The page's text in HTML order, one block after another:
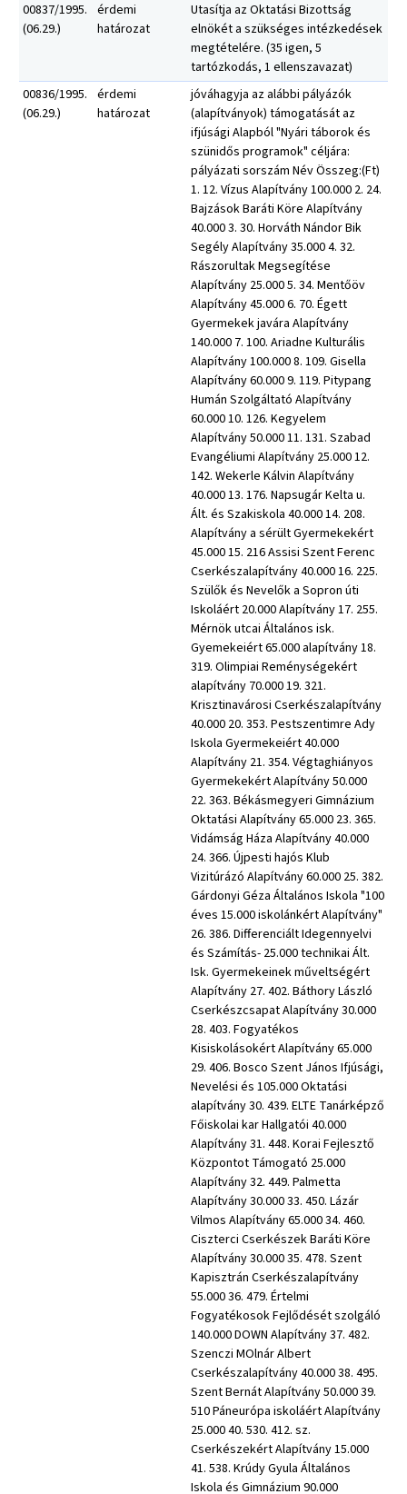
00837/1995.
(06.29.)
érdemi
határozat
Utasítja az Oktatási Bizottság
elnökét a szükséges intézkedések
megtételére. (35 igen, 5
tartózkodás, 1 ellenszavazat)
00836/1995.
(06.29.)
érdemi
határozat
jóváhagyja az alábbi pályázók
(alapítványok) támogatását az
ifjúsági Alapból "Nyári táborok és
szünidős programok" céljára:
pályázati sorszám Név Összeg:(Ft)
1. 12. Vízus Alapítvány 100.000 2. 24.
Bajzások Baráti Köre Alapítvány
40.000 3. 30. Horváth Nándor Bik
Segély Alapítvány 35.000 4. 32.
Rászorultak Megsegítése
Alapítvány 25.000 5. 34. Mentőöv
Alapítvány 45.000 6. 70. Égett
Gyermekek javára Alapítvány
140.000 7. 100. Ariadne Kulturális
Alapítvány 100.000 8. 109. Gisella
Alapítvány 60.000 9. 119. Pitypang
Humán Szolgáltató Alapítvány
60.000 10. 126. Kegyelem
Alapítvány 50.000 11. 131. Szabad
Evangéliumi Alapítvány 25.000 12.
142. Wekerle Kálvin Alapítvány
40.000 13. 176. Napsugár Kelta u.
Ált. és Szakiskola 40.000 14. 208.
Alapítvány a sérült Gyermekekért
45.000 15. 216 Assisi Szent Ferenc
Cserkészalapítvány 40.000 16. 225.
Szülők és Nevelők a Sopron úti
Iskoláért 20.000 Alapítvány 17. 255.
Mérnök utcai Általános isk.
Gyemekeiért 65.000 alapítvány 18.
319. Olimpiai Reménységekért
alapítvány 70.000 19. 321.
Krisztinavárosi Cserkészalapítvány
40.000 20. 353. Pestszentimre Ady
Iskola Gyermekeiért 40.000
Alapítvány 21. 354. Végtaghiányos
Gyermekekért Alapítvány 50.000
22. 363. Békásmegyeri Gimnázium
Oktatási Alapítvány 65.000 23. 365.
Vidámság Háza Alapítvány 40.000
24. 366. Újpesti hajós Klub
Vizitúrázó Alapítvány 60.000 25. 382.
Gárdonyi Géza Általános Iskola "100
éves 15.000 iskolánkért Alapítvány"
26. 386. Differenciált Idegennyelvi
és Számítás- 25.000 technikai Ált.
Isk. Gyermekeinek műveltségért
Alapítvány 27. 402. Báthory László
Cserkészcsapat Alapítvány 30.000
28. 403. Fogyatékos
Kisiskolásokért Alapítvány 65.000
29. 406. Bosco Szent János Ifjúsági,
Nevelési és 105.000 Oktatási
alapítvány 30. 439. ELTE Tanárképző
Főiskolai kar Hallgatói 40.000
Alapítvány 31. 448. Korai Fejlesztő
Központot Támogató 25.000
Alapítvány 32. 449. Palmetta
Alapítvány 30.000 33. 450. Lázár
Vilmos Alapítvány 65.000 34. 460.
Ciszterci Cserkészek Baráti Köre
Alapítvány 30.000 35. 478. Szent
Kapisztrán Cserkészalapítvány
55.000 36. 479. Értelmi
Fogyatékosok Fejlődését szolgáló
140.000 DOWN Alapítvány 37. 482.
Szenczi MOlnár Albert
Cserkészalapítvány 40.000 38. 495.
Szent Bernát Alapítvány 50.000 39.
510 Páneurópa iskoláért Alapítvány
25.000 40. 530. 412. sz.
Cserkészekért Alapítvány 15.000
41. 538. Krúdy Gyula Általános
Iskola és Gimnázium 90.000